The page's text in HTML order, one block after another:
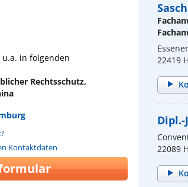
in folgenden
Rechtsschutz,
Kontaktdaten
22419
22089